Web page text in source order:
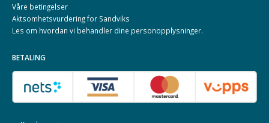
Våre betingelser
Aktsomhetsvurdering for Sandviks
Les om hvordan vi behandler dine personopplysninger.
BETALING